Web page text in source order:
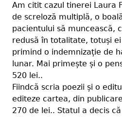
Am citit cazul tinerei Laura
de screloză multiplă, o
pacientului să muncească,
redusă în totalitate, totuși
primind o indemnizație de
lunar. Mai primește și o
520 lei..
Fiindcă scria poezii și o
editeze cartea, din
270 de lei.. Statul a decis